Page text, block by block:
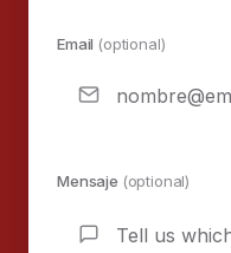
Email (optional)
Mensaje (optional)